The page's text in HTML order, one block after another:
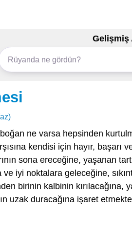
Gelişmiş
ne varsa hepsinden
kendisi için hayır, başarı
sona ereceğine, yaşanan
iyi noktalara geleceğine,
birinin kalbinin kırılacağına,
uzak duracağına işaret